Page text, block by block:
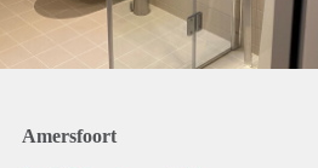
Amersfoort